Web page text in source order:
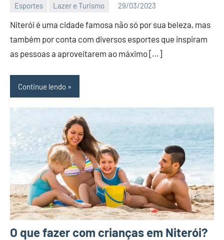
Esportes Lazer e Turismo 29/03/2023
Editor
BC
Niterói é uma cidade famosa não só por sua beleza, mas
também por conta com diversos esportes que inspiram
as pessoas a aproveitarem ao máximo […]
Continue lendo
O que fazer com crianças em Niterói?